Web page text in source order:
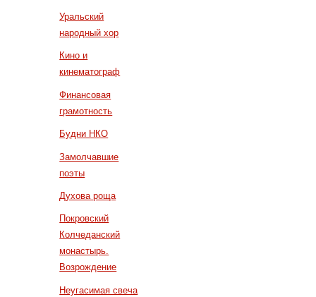
Уральский
народный хор
Кино и
кинематограф
Финансовая
грамотность
Будни НКО
Замолчавшие
поэты
Духова роща
Покровский
Колчеданский
монастырь.
Возрождение
Неугасимая свеча